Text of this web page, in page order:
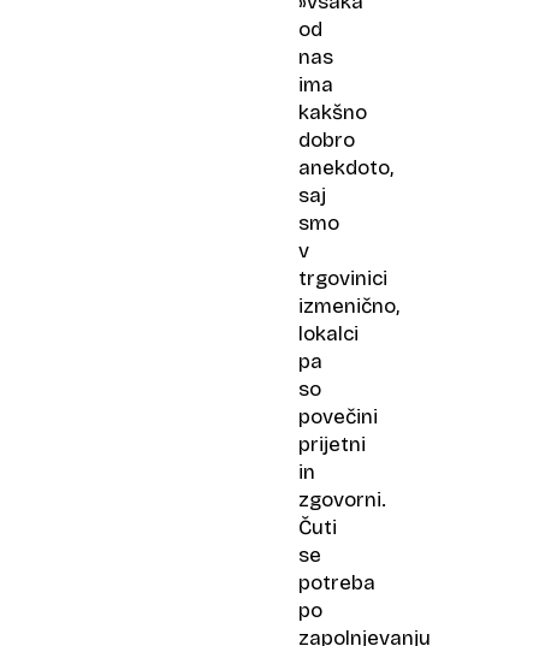
od
nas
ima
kakšno
dobro
anekdoto,
saj
smo
v
trgovinici
izmenično,
lokalci
pa
so
povečini
prijetni
in
zgovorni.
Čuti
se
potreba
po
zapolnjevanju